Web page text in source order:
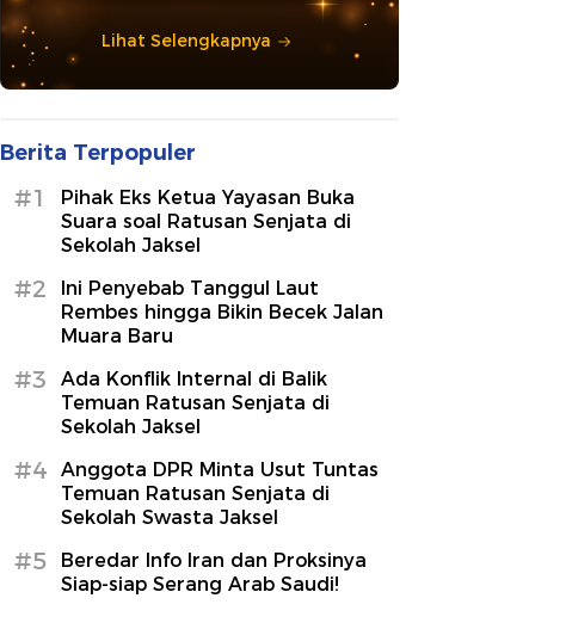
Lihat Selengkapnya
Berita Terpopuler
#1
Pihak Eks Ketua Yayasan Buka
Suara soal Ratusan Senjata di
Sekolah Jaksel
#2
Ini Penyebab Tanggul Laut
Rembes hingga Bikin Becek Jalan
Muara Baru
#3
Ada Konflik Internal di Balik
Temuan Ratusan Senjata di
Sekolah Jaksel
#4
Anggota DPR Minta Usut Tuntas
Temuan Ratusan Senjata di
Sekolah Swasta Jaksel
#5
Beredar Info Iran dan Proksinya
Siap-siap Serang Arab Saudi!